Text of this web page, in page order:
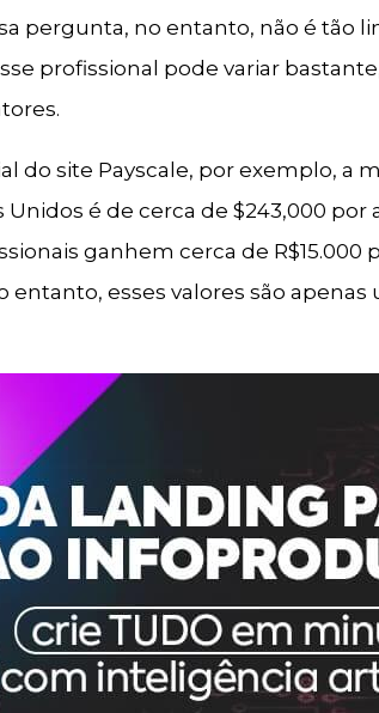
pergunta, no entanto, não é tão
profissional pode variar
do site Payscale, por exemplo, a
é de cerca de $243,000 por
ganhem cerca de R$15.000
entanto, esses valores são apenas